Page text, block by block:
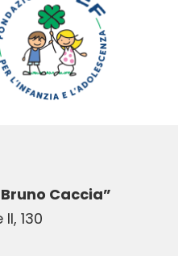
Caccia”
130